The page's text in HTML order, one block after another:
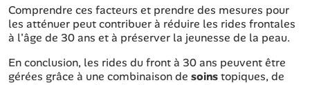
Comprendre ces facteurs et prendre des mesures pour
les atténuer peut contribuer à réduire les rides frontales
à l'âge de 30 ans et à préserver la jeunesse de la peau.
En conclusion, les rides du front à 30 ans peuvent être
gérées grâce à une combinaison de soinstopiques, de